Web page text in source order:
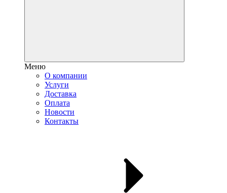
Меню
О компании
Услуги
Доставка
Оплата
Новости
Контакты